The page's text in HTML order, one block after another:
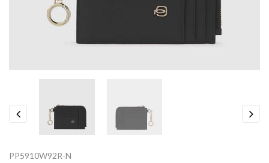
PP5910W92R-N